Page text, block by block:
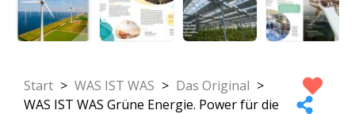
Start > WAS IST WAS > Das Original >
WAS IST WAS Grüne Energie. Power für die